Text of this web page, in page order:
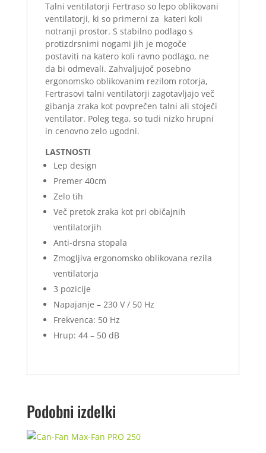
Talni ventilatorji Fertraso so lepo oblikovani
ventilatorji, ki so primerni za kateri koli
notranji prostor. S stabilno podlago s
protizdrsnimi nogami jih je mogoče
postaviti na katero koli ravno podlago, ne
da bi odmevali. Zahvaljujoč posebno
ergonomsko oblikovanim rezilom rotorja,
Fertrasovi talni ventilatorji zagotavljajo več
gibanja zraka kot povprečen talni ali stoječi
ventilator. Poleg tega, so tudi nizko hrupni
in cenovno zelo ugodni.
LASTNOSTI
Lep design
Premer 40cm
Zelo tih
Več pretok zraka kot pri običajnih
ventilatorjih
Anti-drsna stopala
Zmogljiva ergonomsko oblikovana rezila
ventilatorja
3 pozicije
Napajanje – 230 V / 50 Hz
Frekvenca: 50 Hz
Hrup: 44 – 50 dB
Podobni izdelki